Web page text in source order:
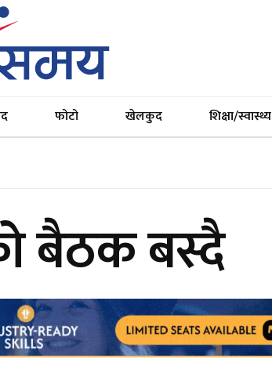
फोटो खेलकुद शिक्षा/स्वास्थ्य
बैठक बस्दै